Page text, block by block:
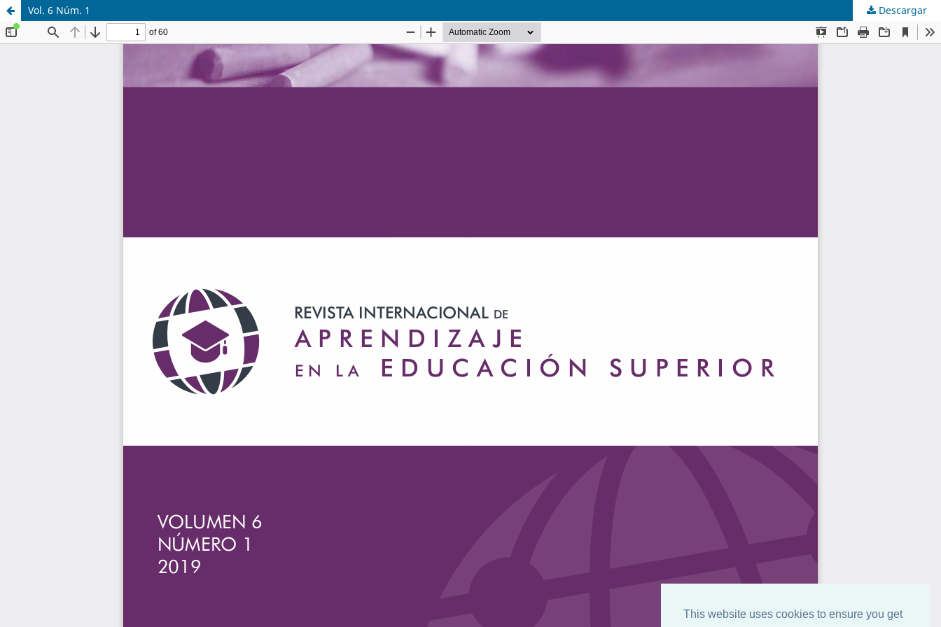
This website uses cookies to ensure you get
Vol. 6 Núm. 1 Descargar